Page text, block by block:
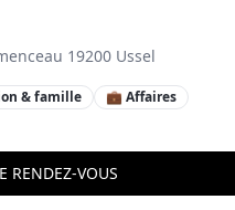
19200 Ussel
& famille
💼 Affaires
RENDEZ-VOUS